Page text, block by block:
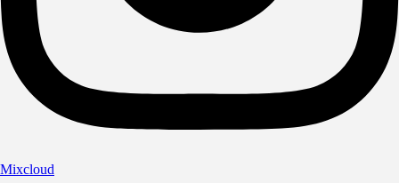
Mixcloud